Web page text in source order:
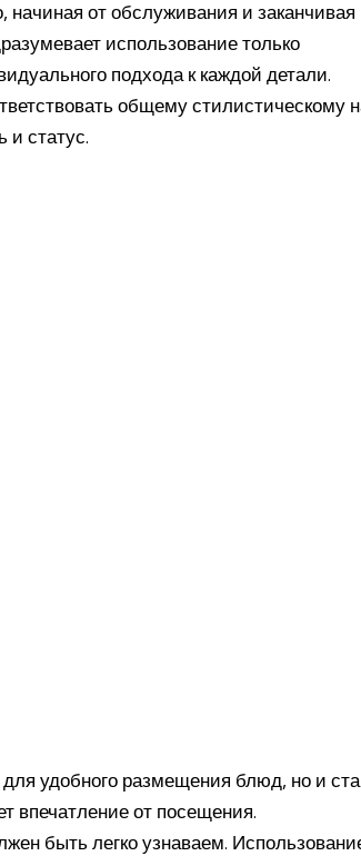
начиная от обслуживания и заканчивая
использование только
подхода к каждой детали.
общему стилистическому
и статус.
удобного размещения блюд, но и
впечатление от посещения.
быть легко узнаваем.